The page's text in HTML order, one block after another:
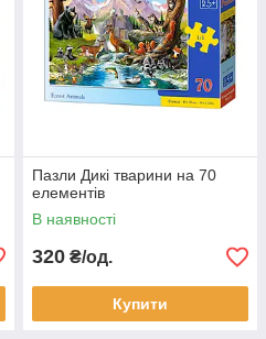
Пазли Дикі тварини на 70
елементів
В наявності
320 ₴/од.
Купити